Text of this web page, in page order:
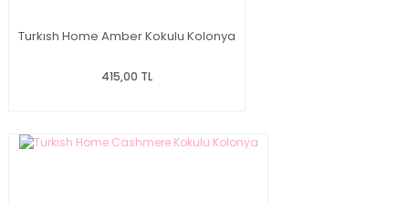
Turkısh Home Amber Kokulu Kolonya
415,00 TL